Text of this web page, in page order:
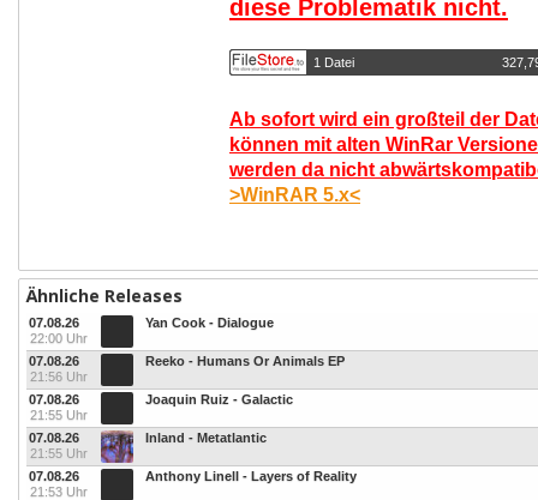
diese Problematik nicht.
1 Datei
Ab sofort wird ein großteil der
können mit alten WinRar
werden da nicht
>WinRAR 5.x<
Ähnliche Releases
07.08.26
22:00 Uhr
Yan Cook - Dialogue
07.08.26
21:56 Uhr
Reeko - Humans Or Animals EP
07.08.26
21:55 Uhr
Joaquin Ruiz - Galactic
07.08.26
21:55 Uhr
Inland - Metatlantic
07.08.26
21:53 Uhr
Anthony Linell - Layers of Reality